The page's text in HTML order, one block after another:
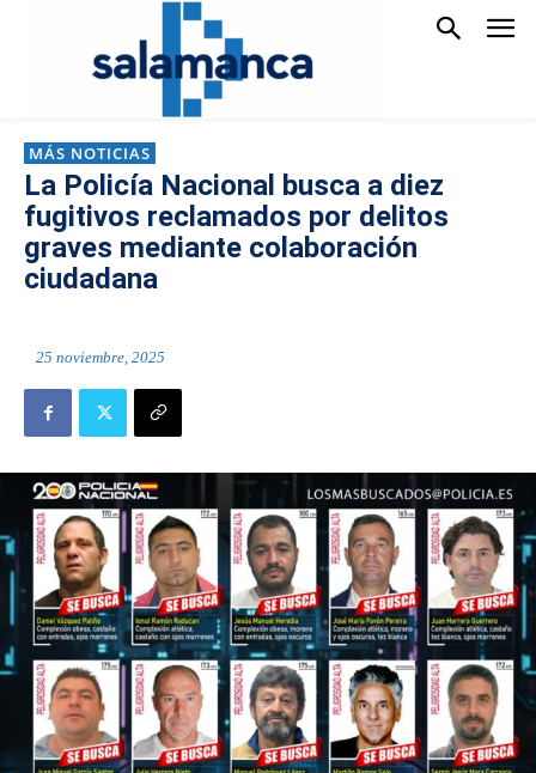
MÁS NOTICIAS
La Policía Nacional busca a diez
fugitivos reclamados por delitos
graves mediante colaboración
ciudadana
25 noviembre, 2025